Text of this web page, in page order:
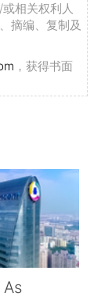
相关权利人
摘编、复制及
，获得书面